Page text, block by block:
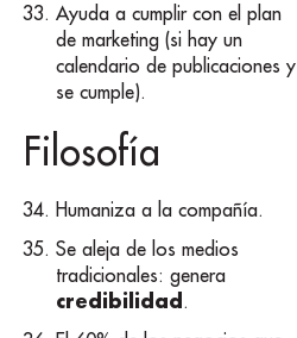
Ayuda a cumplir con el plan
de marketing (si hay un
calendario de publicaciones y
se cumple).
Filosofía
Humaniza a la compañía.
Se aleja de los medios
tradicionales: genera
credibilidad .